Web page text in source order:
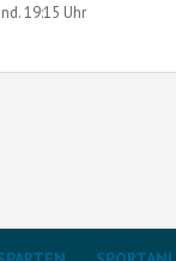
19:15 Uhr